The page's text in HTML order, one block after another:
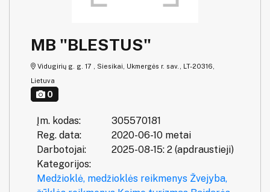
MB "BLESTUS"
Vidugirių g. g. 17 , Siesikai, Ukmergės r. sav., LT-20316,
Lietuva
0
Įm. kodas:
305570181
Reg. data:
2020-06-10 metai
Darbotojai:
2025-08-15: 2 (apdraustieji)
Kategorijos:
Medžioklė, medžioklės reikmenys Žvejyba,